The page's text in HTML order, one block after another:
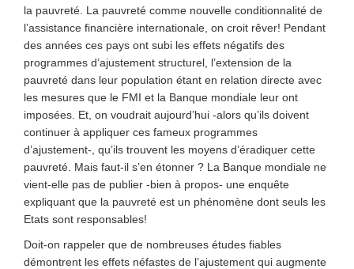
la pauvreté. La pauvreté comme nouvelle conditionnalité de
l’assistance financière internationale, on croit rêver! Pendant
des années ces pays ont subi les effets négatifs des
programmes d’ajustement structurel, l’extension de la
pauvreté dans leur population étant en relation directe avec
les mesures que le FMI et la Banque mondiale leur ont
imposées. Et, on voudrait aujourd’hui -alors qu’ils doivent
continuer à appliquer ces fameux programmes
d’ajustement-, qu’ils trouvent les moyens d’éradiquer cette
pauvreté. Mais faut-il s’en étonner ? La Banque mondiale ne
vient-elle pas de publier -bien à propos- une enquête
expliquant que la pauvreté est un phénomène dont seuls les
Etats sont responsables!
Doit-on rappeler que de nombreuses études fiables
démontrent les effets néfastes de l’ajustement qui augmente